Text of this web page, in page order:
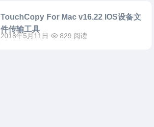
TouchCopy For Mac v16.22 IOS设备文
件传输工具
2018年5月11日 829 阅读